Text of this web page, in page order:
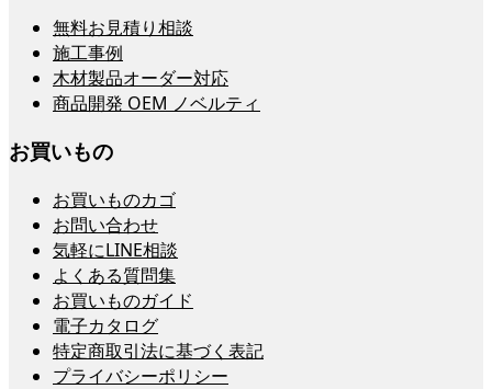
無料お見積り相談
施工事例
木材製品オーダー対応
商品開発 OEM ノベルティ
お買いもの
お買いものカゴ
お問い合わせ
気軽にLINE相談
よくある質問集
お買いものガイド
電子カタログ
特定商取引法に基づく表記
プライバシーポリシー